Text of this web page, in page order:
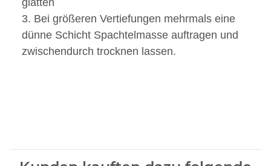
glätten
3. Bei größeren Vertiefungen mehrmals eine
dünne Schicht Spachtelmasse auftragen und
zwischendurch trocknen lassen.